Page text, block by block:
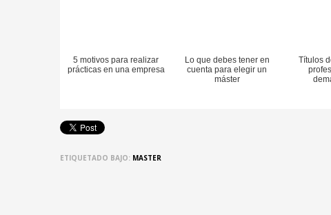
5 motivos para realizar
prácticas en una empresa
Lo que debes tener en
cuenta para elegir un
máster
Títulos
ETIQUETADO BAJO: MASTER